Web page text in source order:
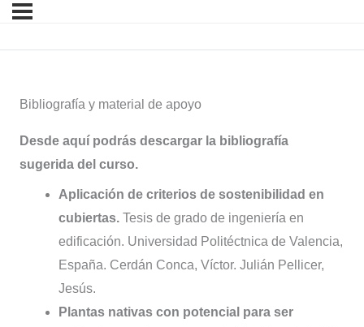
Bibliografía y material de apoyo
Desde aquí podrás descargar la bibliografía
sugerida del curso.
Aplicación de criterios de sostenibilidad en
cubiertas. Tesis de grado de ingeniería en
edificación. Universidad Politéctnica de Valencia,
España. Cerdán Conca, Víctor. Julián Pellicer,
Jesús.
Plantas nativas con potencial para ser